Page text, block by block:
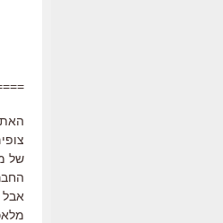
של
אבל